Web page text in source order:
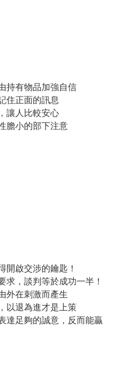
持有物品加強自信
住正面的訊息
讓人比較安心
膽小的部下注意
開啟交涉的鑰匙！
求，談判等於成功一半！
外在刺激而產生
以退為進才是上策
達足夠的誠意，反而能贏